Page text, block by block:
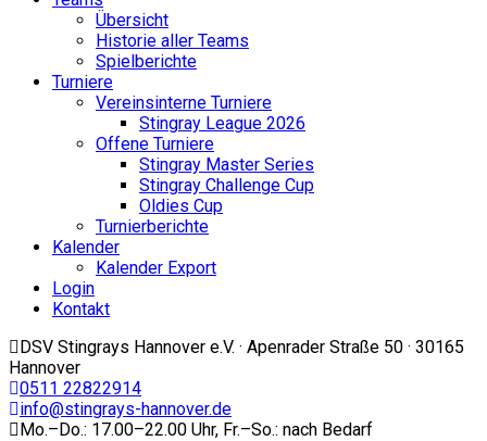
Übersicht
Historie aller Teams
Spielberichte
Turniere
Vereinsinterne Turniere
Stingray League 2026
Offene Turniere
Stingray Master Series
Stingray Challenge Cup
Oldies Cup
Turnierberichte
Kalender
Kalender Export
Login
Kontakt
DSV Stingrays Hannover e.V. · Apenrader Straße 50 · 30165
Hannover
0511 22822914
info@stingrays-hannover.de
Mo.–Do.: 17.00–22.00 Uhr, Fr.–So.: nach Bedarf